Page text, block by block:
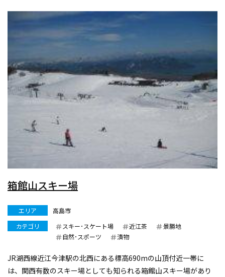
箱館山スキー場
エリア
高島市
カテゴリ
スキー･スケート場 近江茶
景勝地
自然･スポーツ
漬物
JR湖西線近江今津駅の北西にある標高690mの山頂付近一帯に
は、関西有数のスキー場としても知られる箱館山スキー場があり